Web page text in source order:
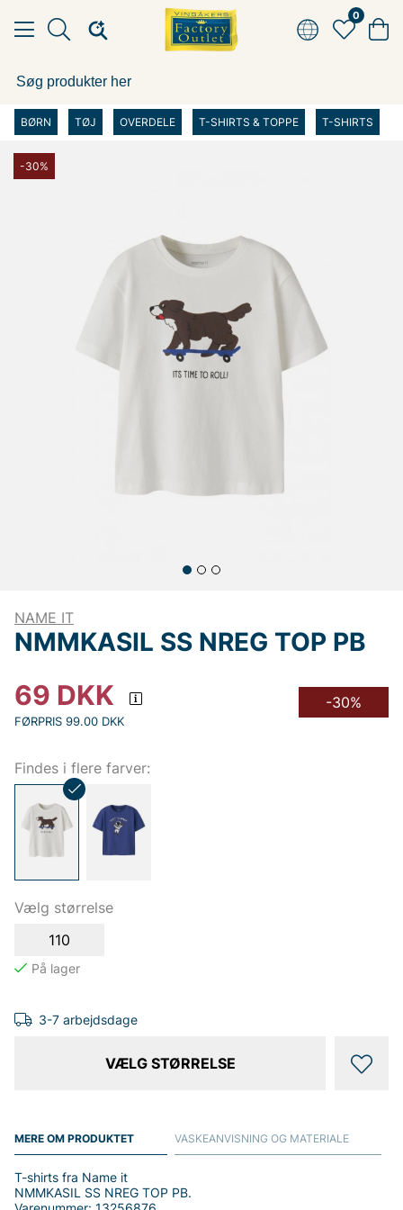
0
BØRN TØJ OVERDELE T-SHIRTS & TOPPE T-SHIRTS
-30%
NAME IT
NMMKASIL SS NREG TOP PB
69 DKK
FØRPRIS 99.00 DKK
-30%
Findes i flere farver:
Vælg størrelse
110
3-7 arbejdsdage
VÆLG STØRRELSE
MERE OM PRODUKTET
T-shirts fra Name it
NMMKASIL SS NREG TOP PB.
VASKEANVISNING OG MATERIALE